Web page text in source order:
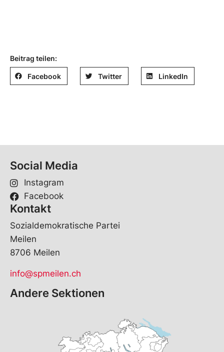
Beitrag teilen:
Facebook Twitter LinkedIn
Social Media
Instagram
Facebook
Kontakt
Sozialdemokratische Partei
Meilen
8706 Meilen
info@spmeilen.ch
Andere Sektionen